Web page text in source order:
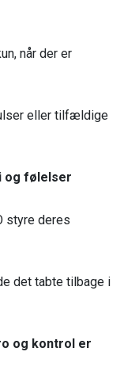
når der er
eller tilfældige
og følelser
styre deres
det tabte tilbage i
og kontrol er